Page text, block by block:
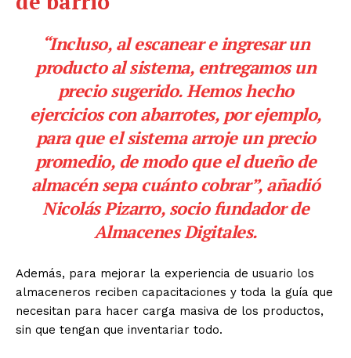
“Incluso, al escanear e ingresar un
producto al sistema, entregamos un
precio sugerido. Hemos hecho
ejercicios con abarrotes, por ejemplo,
para que el sistema arroje un precio
promedio, de modo que el dueño de
almacén sepa cuánto cobrar”, añadió
Nicolás Pizarro, socio fundador de
Almacenes Digitales.
Además, para mejorar la experiencia de usuario los
almaceneros reciben capacitaciones y toda la guía que
necesitan para hacer carga masiva de los productos,
sin que tengan que inventariar todo.